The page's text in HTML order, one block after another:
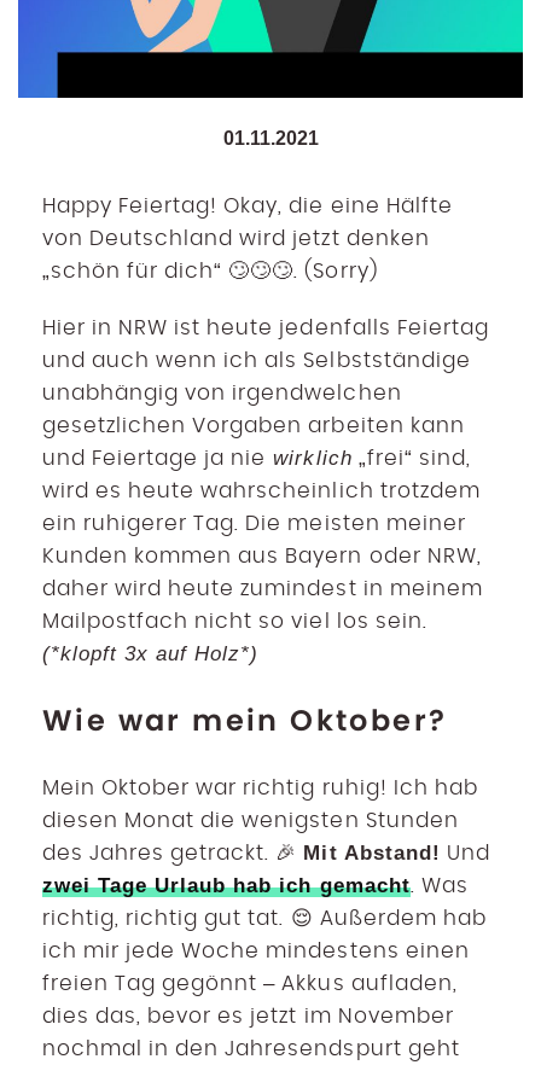
01.11.2021
Happy Feiertag! Okay, die eine Hälfte
von Deutschland wird jetzt denken
„schön für dich“ 🙄🙄🙄. (Sorry)
Hier in NRW ist heute jedenfalls Feiertag
und auch wenn ich als Selbstständige
unabhängig von irgendwelchen
gesetzlichen Vorgaben arbeiten kann
und Feiertage ja nie wirklich „frei“ sind,
wird es heute wahrscheinlich trotzdem
ein ruhigerer Tag. Die meisten meiner
Kunden kommen aus Bayern oder NRW,
daher wird heute zumindest in meinem
Mailpostfach nicht so viel los sein.
(*klopft 3x auf Holz*)
Wie war mein Oktober?
Mein Oktober war richtig ruhig! Ich hab
diesen Monat die wenigsten Stunden
des Jahres getrackt. 🎉 Mit Abstand! Und
zwei Tage Urlaub hab ich gemacht. Was
richtig, richtig gut tat. 😌 Außerdem hab
ich mir jede Woche mindestens einen
freien Tag gegönnt – Akkus aufladen,
dies das, bevor es jetzt im November
nochmal in den Jahresendspurt geht